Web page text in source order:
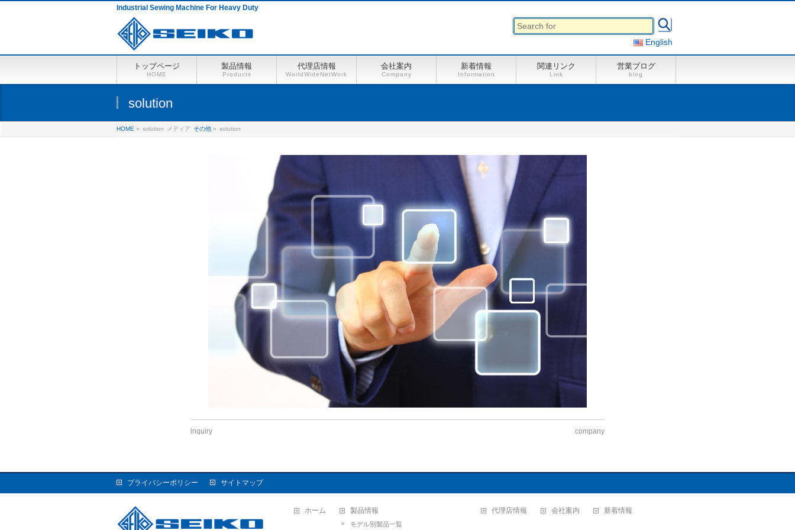
Industrial Sewing Machine For Heavy Duty
English
トップページ
HOME
製品情報
Products
代理店情報
WorldWideNetWork
会社案内
Company
新着情報
Information
関連リンク
Link
営業ブログ
blog
solution
HOME » solution メディア その他 » solution
inquiry company
プライバシーポリシー サイトマップ
ホーム 製品情報
モデル別製品一覧
代理店情報 会社案内 新着情報